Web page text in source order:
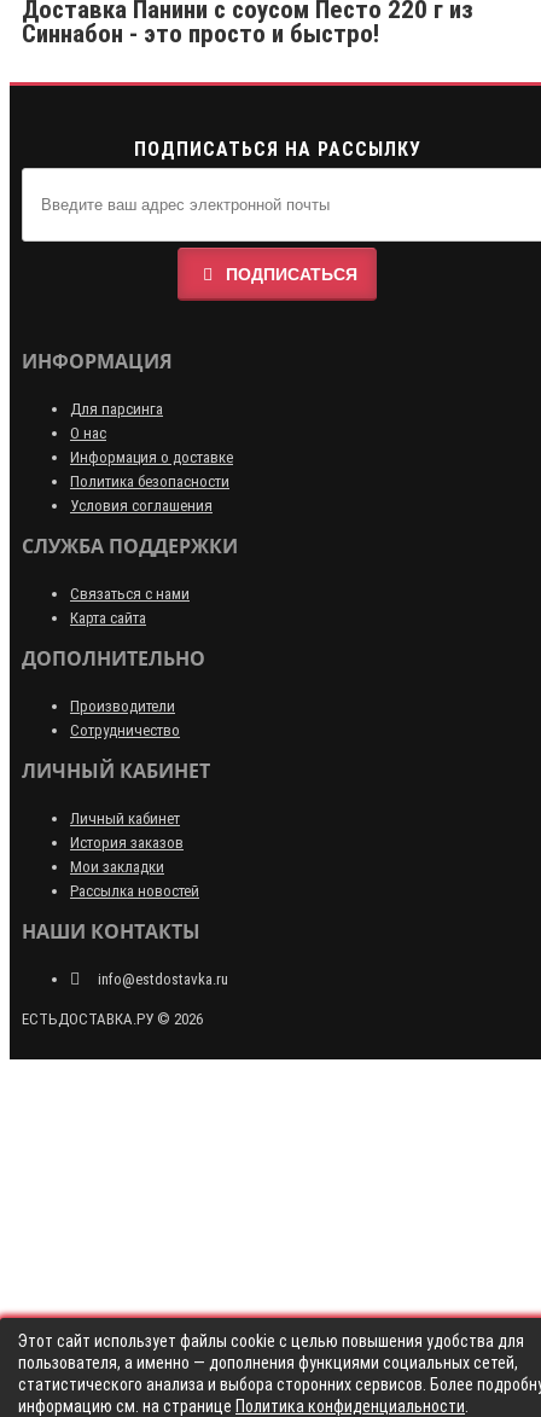
Доставка Панини с соусом Песто 220 г из
Синнабон - это просто и быстро!
ПОДПИСАТЬСЯ НА РАССЫЛКУ
ПОДПИСАТЬСЯ
ИНФОРМАЦИЯ
Для парсинга
О нас
Информация о доставке
Политика безопасности
Условия соглашения
СЛУЖБА ПОДДЕРЖКИ
Связаться с нами
Карта сайта
ДОПОЛНИТЕЛЬНО
Производители
Сотрудничество
ЛИЧНЫЙ КАБИНЕТ
Личный кабинет
История заказов
Мои закладки
Рассылка новостей
НАШИ КОНТАКТЫ
info@estdostavka.ru
ЕСТЬДОСТАВКА.РУ © 2026
Этот сайт использует файлы cookie с целью повышения удобства для
пользователя, а именно — дополнения функциями социальных сетей,
статистического анализа и выбора сторонних сервисов. Более
информацию см. на странице Политика конфиденциальности